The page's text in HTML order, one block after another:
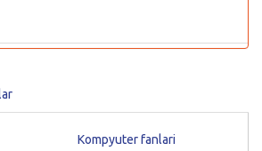
Kompyuter fanlari